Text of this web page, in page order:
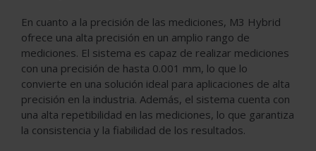
En cuanto a la precisión de las mediciones, M3 Hybrid
ofrece una alta precisión en un amplio rango de
mediciones. El sistema es capaz de realizar mediciones
con una precisión de hasta 0.001 mm, lo que lo
convierte en una solución ideal para aplicaciones de alta
precisión en la industria. Además, el sistema cuenta con
una alta repetibilidad en las mediciones, lo que garantiza
la consistencia y la fiabilidad de los resultados.